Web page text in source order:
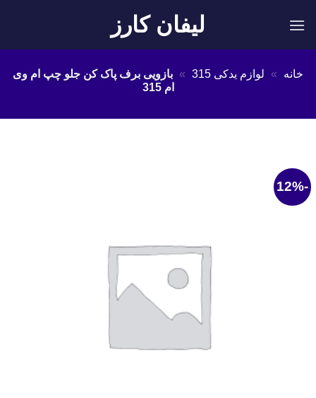
لیفان کارز
خانه » لوازم یدکی 315 » بازویی برف پاک کن جلو چپ ام وی
ام 315
-12%